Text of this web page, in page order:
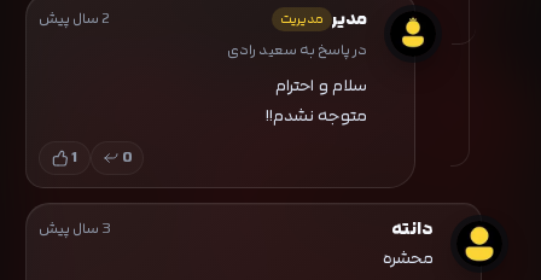
مدیر مدیریت
2 سال پیش
در پاسخ به سعید رادی
سلام و احترام
متوجه نشدم!!
1 0
دانته 3 سال پیش
محشره